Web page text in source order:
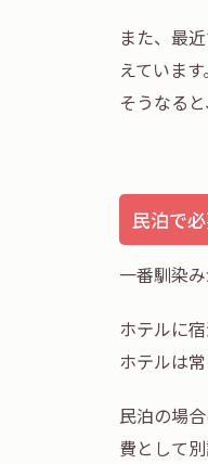
また、最
えています。
そうなる
民泊で
一番馴染
ホテルに
ホテルは
民泊の場
費として